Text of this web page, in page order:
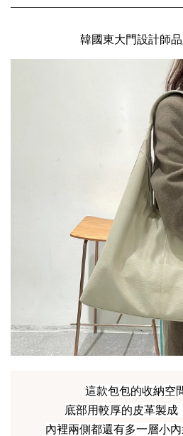
韓國東大門設計師
這款包包的收納空
底部用較厚的皮革製成
內裡兩側都還有多一層小